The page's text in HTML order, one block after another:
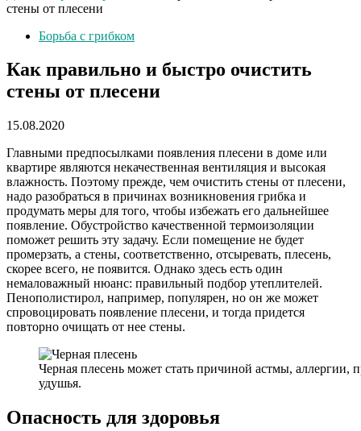
стены от плесени
Борьба с грибком
Как правильно и быстро очистить
стены от плесени
15.08.2020
Главными предпосылками появления плесени в доме или
квартире являются некачественная вентиляция и высокая
влажность. Поэтому прежде, чем очистить стены от плесени,
надо разобраться в причинах возникновения грибка и
продумать меры для того, чтобы избежать его дальнейшее
появление. Обустройство качественной термоизоляции
поможет решить эту задачу. Если помещение не будет
промерзать, а стены, соответственно, отсыревать, плесень,
скорее всего, не появится. Однако здесь есть один
немаловажный нюанс: правильный подбор утеплителей.
Пенополистирол, например, популярен, но он же может
спровоцировать появление плесени, и тогда придется
повторно очищать от нее стены.
Черная плесень может стать причиной астмы, аллергии,
удушья.
Опасность для здоровья